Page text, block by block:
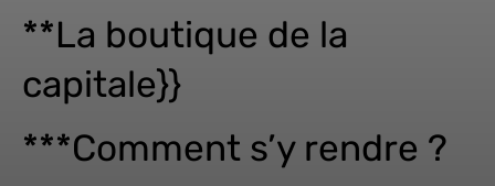
**La boutique de la
capitale}}
***Comment s’y rendre ?